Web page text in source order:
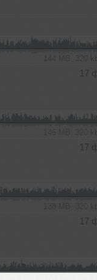
17
17
17